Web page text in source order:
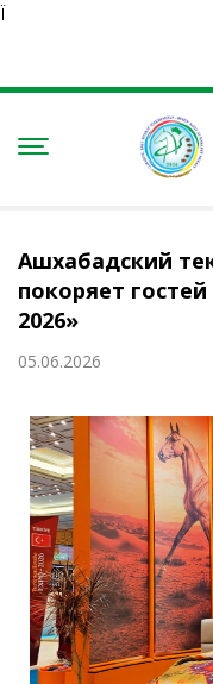
Ï
Ашхабадский
покоряет
2026»
05.06.2026